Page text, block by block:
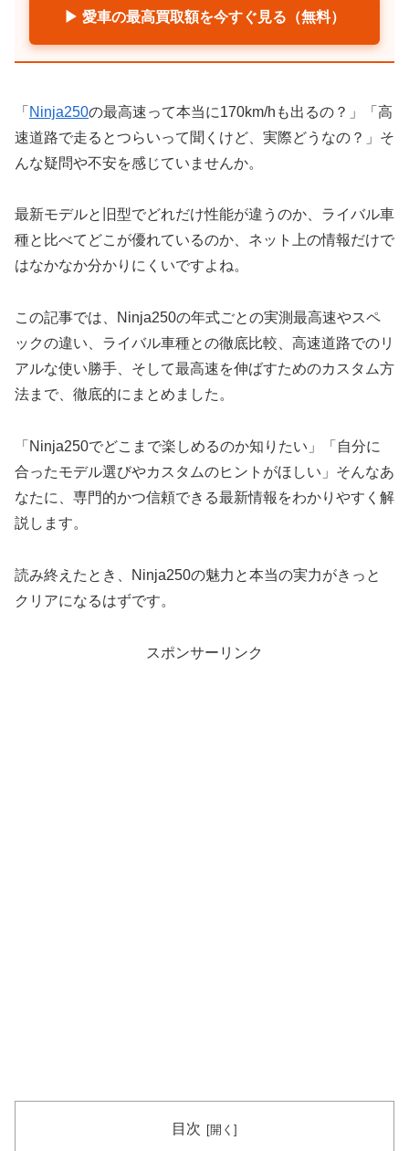
▶ 愛車の最高買取額を今すぐ見る（無料）
「 Ninja250の最高速って本当に170km/hも出るの？」「高
速道路で走るとつらいって聞くけど、実際どうなの？」そ
んな疑問や不安を感じていませんか。
最新モデルと旧型でどれだけ性能が違うのか、ライバル車
種と比べてどこが優れているのか、ネット上の情報だけで
はなかなか分かりにくいですよね。
この記事では、Ninja250の年式ごとの実測最高速やスペ
ックの違い、ライバル車種との徹底比較、高速道路でのリ
アルな使い勝手、そして最高速を伸ばすためのカスタム方
法まで、徹底的にまとめました。
「Ninja250でどこまで楽しめるのか知りたい」「自分に
合ったモデル選びやカスタムのヒントがほしい」そんなあ
なたに、専門的かつ信頼できる最新情報をわかりやすく解
説します。
読み終えたとき、Ninja250の魅力と本当の実力がきっと
クリアになるはずです。
スポンサーリンク
目次